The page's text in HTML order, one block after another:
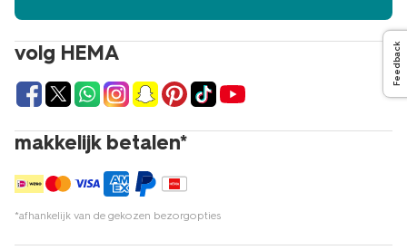
volg HEMA
makkelijk betalen*
*afhankelijk van de gekozen bezorgopties
Feedback